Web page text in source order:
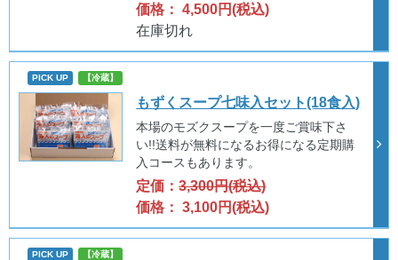
価格： 4,500円(税込)
在庫切れ
PICK UP 【冷蔵】
もずくスープ七味入セット(18食入)
本場のモズクスープを一度ご賞味下さ
い!!送料が無料になるお得になる定期購
入コースもあります。
定価：3,300円(税込)
価格： 3,100円(税込)
PICK UP 【冷蔵】